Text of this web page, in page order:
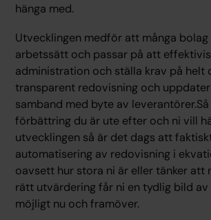
hänga med.
Utvecklingen medför att många bolag
arbetssätt och passar på att
administration och ställa krav på helt
transparent redovisning och
samband med byte av
förbättring du är ute efter och ni vill
utvecklingen så är det dags att
automatisering av redovisning i
oavsett hur stora ni är eller tänker att
rätt utvärdering får ni en tydlig bild av
möjligt nu och framöver.